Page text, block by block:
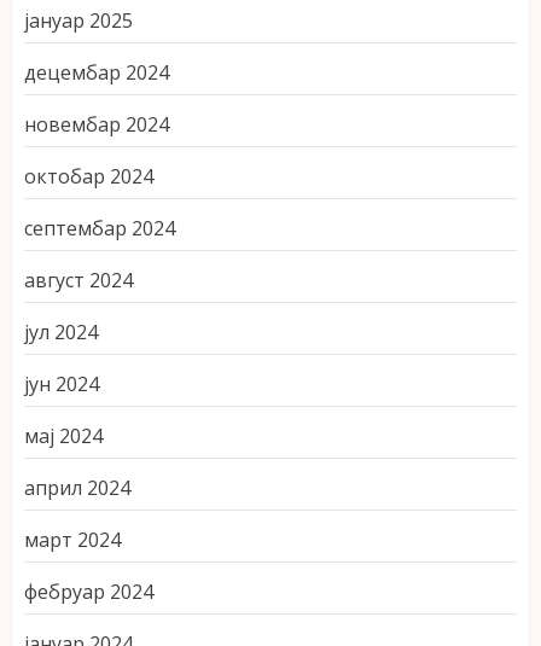
јануар 2025
децембар 2024
новембар 2024
октобар 2024
септембар 2024
август 2024
јул 2024
јун 2024
мај 2024
април 2024
март 2024
фебруар 2024